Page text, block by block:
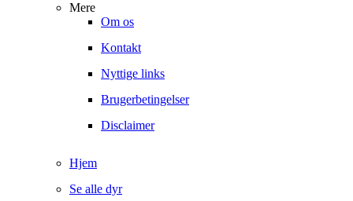
Mere
Om os
Kontakt
Nyttige links
Brugerbetingelser
Disclaimer
Hjem
Se alle dyr